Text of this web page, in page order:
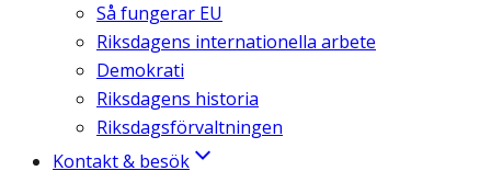
Så fungerar EU
Riksdagens internationella arbete
Demokrati
Riksdagens historia
Riksdagsförvaltningen
Kontakt & besök